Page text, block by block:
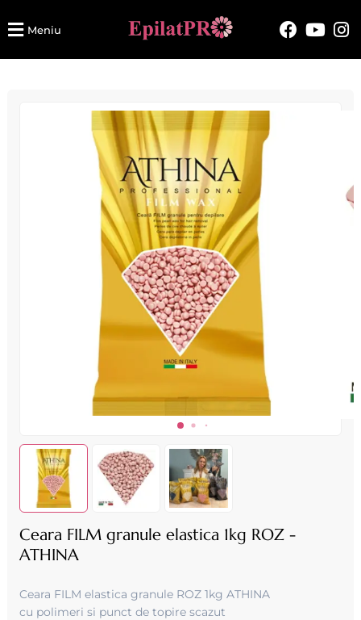
Meniu
Ceara FILM granule elastica 1kg ROZ -
ATHINA
Ceara FILM elastica granule ROZ 1kg ATHINA
cu polimeri si punct de topire scazut